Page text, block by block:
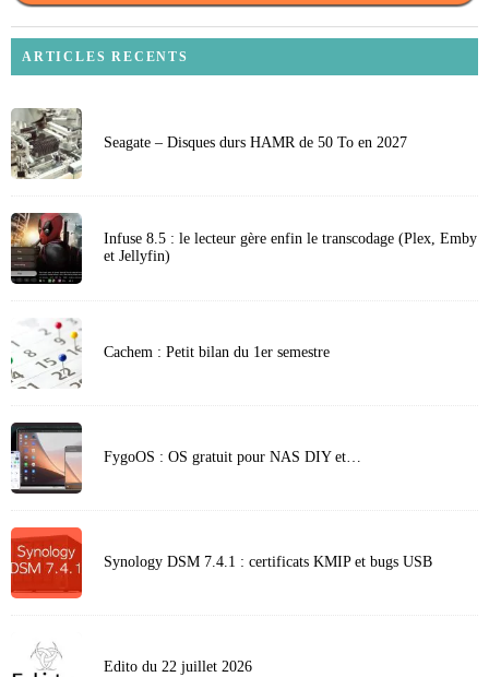
ARTICLES RECENTS
Seagate – Disques durs HAMR de 50 To en 2027
Infuse 8.5 : le lecteur gère enfin le transcodage (Plex, Emby
et Jellyfin)
Cachem : Petit bilan du 1er semestre
FygoOS : OS gratuit pour NAS DIY et…
Synology DSM 7.4.1 : certificats KMIP et bugs USB
Edito du 22 juillet 2026